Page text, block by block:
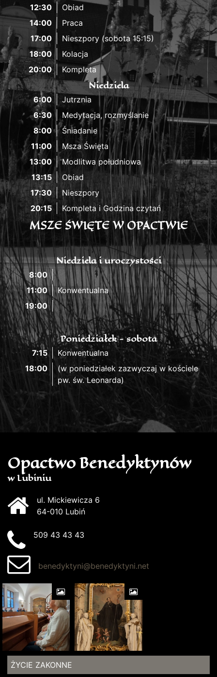
12:30
Obiad
14:00
Praca
17:00
Nieszpory (sobota 15:15)
18:00
Kolacja
20:00
Kompleta
Niedziela
6:00
Jutrznia
6:30
Medytacja, rozmyślanie
8:00
Śniadanie
11:00
Msza Święta
13:00
Modlitwa południowa
13:15
Obiad
17:30
Nieszpory
20:15
Kompleta i Godzina czytań
MSZE ŚWIĘTE W OPACTWIE
Niedziela i uroczystości
8:00
11:00
Konwentualna
19:00
Poniedziałek - sobota
7:15
Konwentualna
18:00
(w poniedziałek zazwyczaj w kościele
pw. św. Leonarda)
Opactwo Benedyktynów
w Lubiniu
ul. Mickiewicza 6
64-010 Lubiń
509 43 43 43
benedyktyni@benedyktyni.net
ŻYCIE ZAKONNE